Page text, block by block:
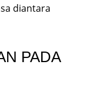
diantara
PADA